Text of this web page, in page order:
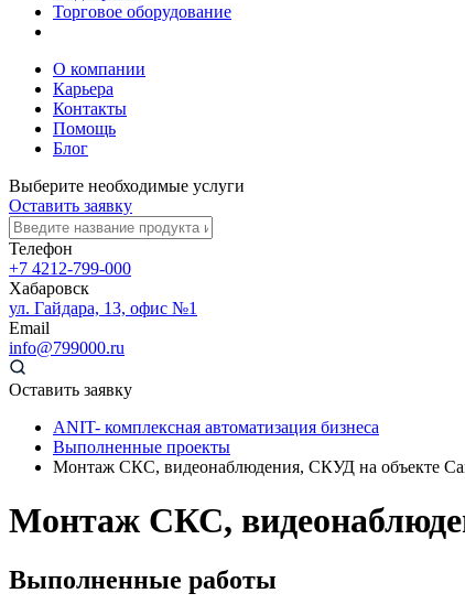
Торговое оборудование
О компании
Карьера
Контакты
Помощь
Блог
Выберите необходимые услуги
Оставить заявку
Телефон
+7 4212-799-000
Хабаровск
ул. Гайдара, 13, офис №1
Email
info@799000.ru
Оставить заявку
ANIT- комплексная автоматизация бизнеса
Выполненные проекты
Монтаж СКС, видеонаблюдения, СКУД на объекте
Монтаж СКС,
Выполненные работы